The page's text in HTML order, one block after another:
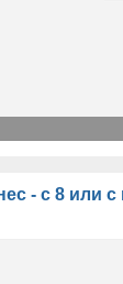
- с 8 или с